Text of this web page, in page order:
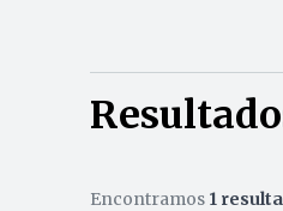
Encontramos 1